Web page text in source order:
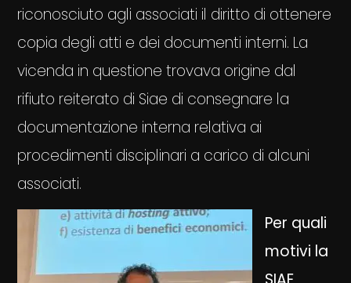
riconosciuto agli associati il diritto di ottenere
copia degli atti e dei documenti interni. La
vicenda in questione trovava origine dal
rifiuto reiterato di Siae di consegnare la
documentazione interna relativa ai
procedimenti disciplinari a carico di alcuni
associati.
Per quali
motivi la